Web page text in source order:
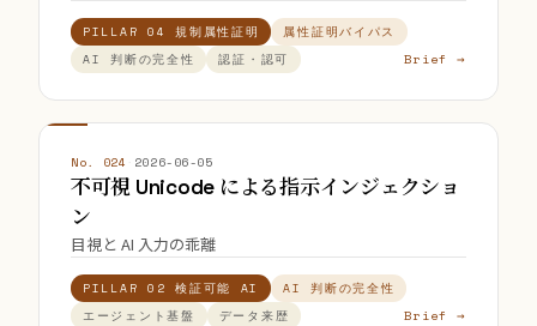
PILLAR 04 規制属性証明
属性証明バイパス
AI 判断の完全性
認証・認可 Brief →
No. 024 2026-06-05
不可視 Unicode による指示インジェクショ
ン
目視と AI 入力の乖離
PILLAR 02 検証可能 AI
AI 判断の完全性
エージェント基盤
データ来歴 Brief →